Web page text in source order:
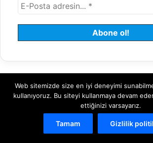
© 2008 - 2026 Tayfundeğer.com - Tüm
Bulut Sunucu Sanal (VDS) Sunucu
Kiralık Sunucu
Halka Arz
Web sitemizde size en iyi deneyimi
kullanıyoruz. Bu siteyi kullanmaya devam
ettiğinizi varsayarız.
Tamam Gizlilik